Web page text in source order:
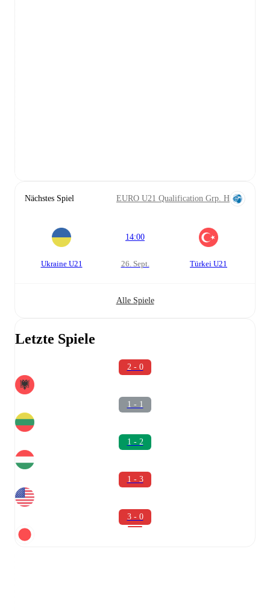
Nächstes Spiel EURO U21 Qualification Grp. H
Ukraine U21
14:00
26. Sept. Türkei U21
Alle Spiele
Letzte Spiele
2 - 0
1 - 1
1 - 2
1 - 3
3 - 0